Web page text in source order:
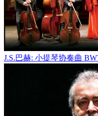
J.S.巴赫: 小提琴协奏曲